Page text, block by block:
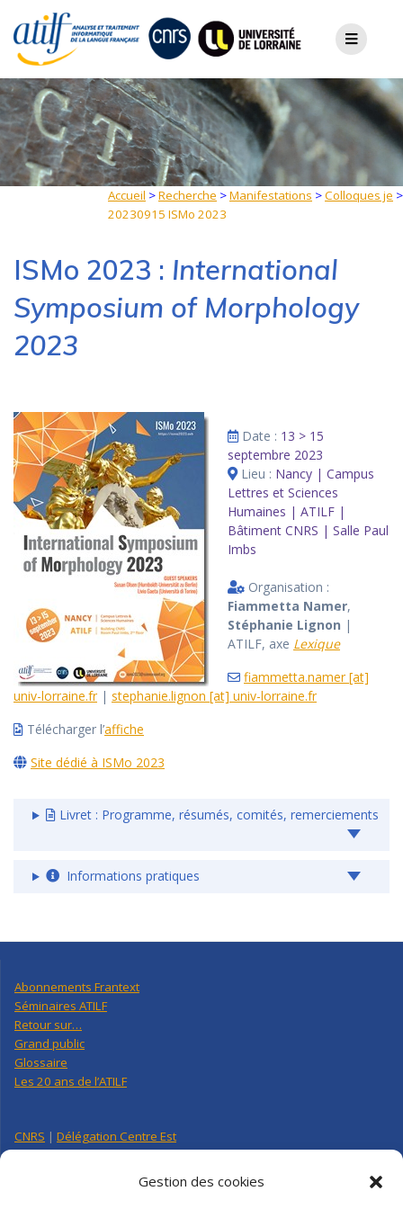
Gestion des cookies
content
Accueil >Recherche >Manifestations >Colloques je >
20230915 ISMo 2023
ISMo 2023 : International
Symposium of Morphology
2023
Date : 13 > 15
septembre 2023
Lieu : Nancy | Campus
Lettres et Sciences
Humaines | ATILF |
Bâtiment CNRS | Salle Paul
Imbs
Organisation :
Fiammetta Namer,
Stéphanie Lignon |
ATILF, axe Lexique
fiammetta.namer [at]
univ-lorraine.fr| stephanie.lignon [at] univ-lorraine.fr
Télécharger l’affiche
Site dédié à ISMo 2023
Livret : Programme, résumés, comités, remerciements
Informations pratiques
Abonnements Frantext
Séminaires ATILF
Retour sur…
Grand public
Glossaire
Les 20 ans de l’ATILF
CNRS | Délégation Centre Est
Université de Lorraine
CNRS Hebdo Centre-Est